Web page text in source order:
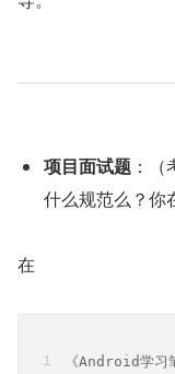
项目面试题 ：
什么规范么？你
在
《Android学习